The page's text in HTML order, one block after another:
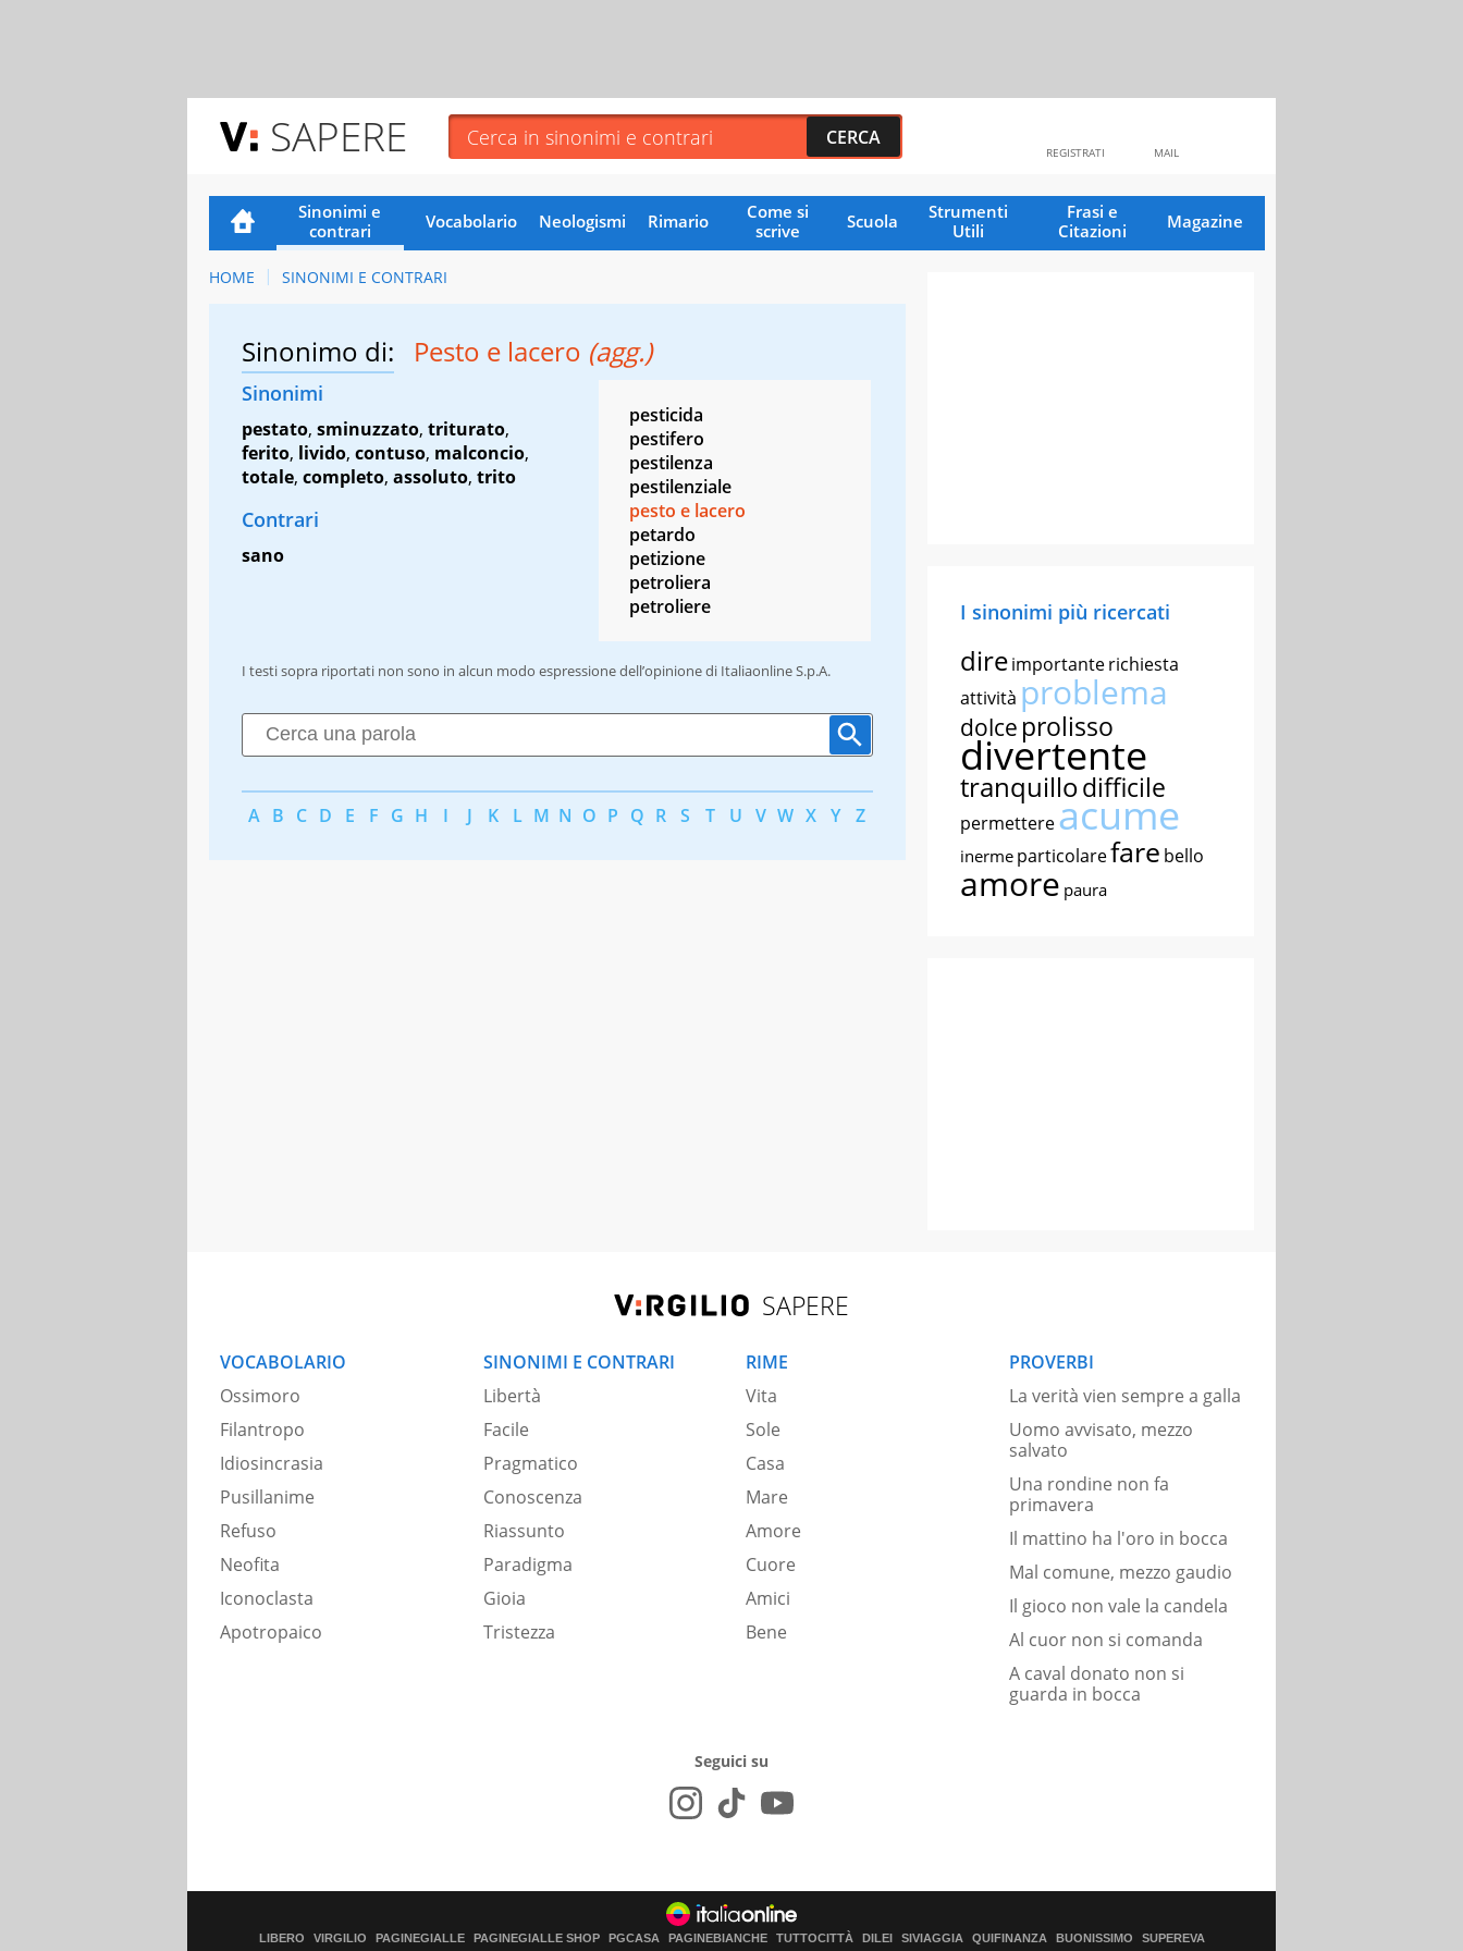
SAPERE MAIL
REGISTRATI
Sinonimi e
contrari
Vocabolario Neologismi Rimario
Come si
scrive
Scuola
Strumenti
Utili
Frasi e
Citazioni
Magazine
HOME SINONIMI E CONTRARI
Sinonimo di: Pesto e lacero (agg.)
Sinonimi
pestato, sminuzzato, triturato,
ferito, livido, contuso, malconcio,
totale, completo, assoluto, trito
Contrari
sano
pesticida
pestifero
pestilenza
pestilenziale
pesto e lacero
petardo
petizione
petroliera
petroliere
I testi sopra riportati non sono in alcun modo espressione dell’opinione di Italiaonline S.p.A.
A B C D E F G H I J K L M N O P Q R S T U V W X Y Z
I sinonimi più ricercati
direimportanterichiesta
attività problema
dolce prolisso
divertente
tranquillodifficile
permettereacume
inerme particolarefare bello
amore paura
SAPERE
VOCABOLARIO
Ossimoro
Filantropo
Idiosincrasia
Pusillanime
Refuso
Neofita
Iconoclasta
Apotropaico
SINONIMI E CONTRARI
Libertà
Facile
Pragmatico
Conoscenza
Riassunto
Paradigma
Gioia
Tristezza
RIME
Vita
Sole
Casa
Mare
Amore
Cuore
Amici
Bene
PROVERBI
La verità vien sempre a galla
Uomo avvisato, mezzo
salvato
Una rondine non fa
primavera
Il mattino ha l'oro in bocca
Mal comune, mezzo gaudio
Il gioco non vale la candela
Al cuor non si comanda
A caval donato non si
guarda in bocca
Seguici su
LIBERO VIRGILIO PAGINEGIALLE PAGINEGIALLE SHOP PGCASA PAGINEBIANCHE TUTTOCITTÀ DILEI SIVIAGGIA QUIFINANZA BUONISSIMO SUPEREVA